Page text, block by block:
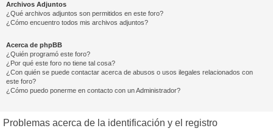
Archivos Adjuntos
¿Qué archivos adjuntos son permitidos en este foro?
¿Cómo encuentro todos mis archivos adjuntos?
Acerca de phpBB
¿Quién programó este foro?
¿Por qué este foro no tiene tal cosa?
¿Con quién se puede contactar acerca de abusos o usos ilegales relacionados con
este foro?
¿Cómo puedo ponerme en contacto con un Administrador?
Problemas acerca de la identificación y el registro